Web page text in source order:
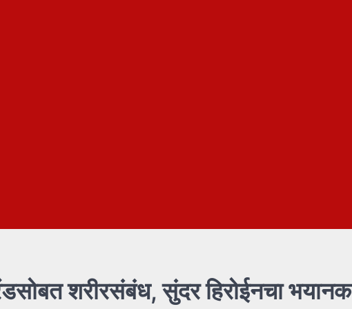
शरीरसंबंध, सुंदर हिरोईनचा भयानक